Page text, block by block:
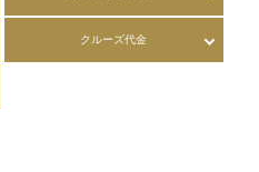
クルーズ代金